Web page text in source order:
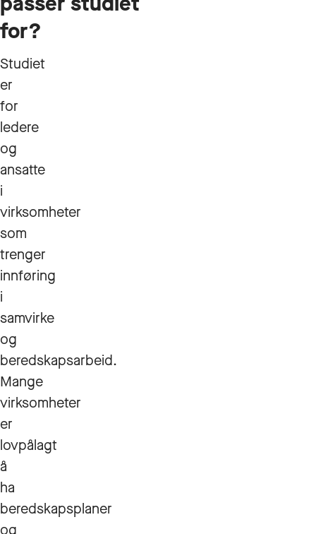
for?
Studiet
er
for
ledere
og
ansatte
i
virksomheter
som
trenger
innføring
i
samvirke
og
beredskapsarbeid.
Mange
virksomheter
er
lovpålagt
å
ha
beredskapsplaner